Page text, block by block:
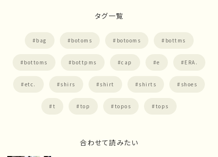
タグ一覧
bag botoms botooms bottms
bottoms bottpms cap e ERA.
etc. shirs shirt shirts shoes
t top topos tops
合わせて読みたい